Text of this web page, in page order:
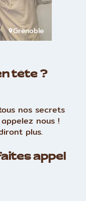
Grenoble
tête ?
nos secrets
nous !
plus.
appel